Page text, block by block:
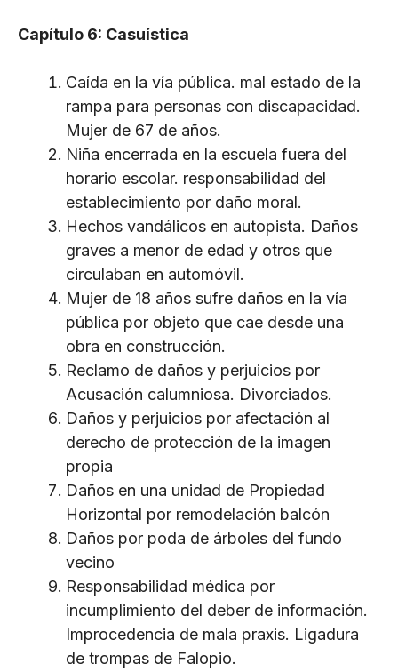
Capítulo 6: Casuística
Caída en la vía pública. mal estado de la
rampa para personas con discapacidad.
Mujer de 67 de años.
Niña encerrada en la escuela fuera del
horario escolar. responsabilidad del
establecimiento por daño moral.
Hechos vandálicos en autopista. Daños
graves a menor de edad y otros que
circulaban en automóvil.
Mujer de 18 años sufre daños en la vía
pública por objeto que cae desde una
obra en construcción.
Reclamo de daños y perjuicios por
Acusación calumniosa. Divorciados.
Daños y perjuicios por afectación al
derecho de protección de la imagen
propia
Daños en una unidad de Propiedad
Horizontal por remodelación balcón
Daños por poda de árboles del fundo
vecino
Responsabilidad médica por
incumplimiento del deber de información.
Improcedencia de mala praxis. Ligadura
de trompas de Falopio.